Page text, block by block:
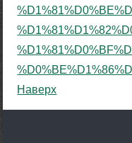
Наверх